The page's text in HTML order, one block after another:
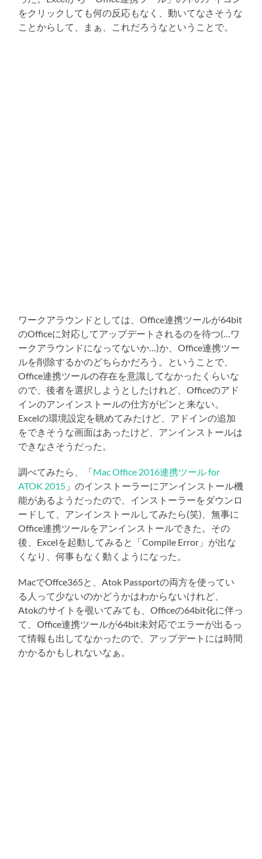
をクリックしても何の反応もなく、動いてなさそうな
ことからして、まぁ、これだろうなということで。
ワークアラウンドとしては、Office連携ツールが64bit
のOfficeに対応してアップデートされるのを待つ(…ワ
ークアラウンドになってないか…)か、Office連携ツー
ルを削除するかのどちらかだろう。ということで、
Office連携ツールの存在を意識してなかったくらいな
ので、後者を選択しようとしたけれど、Officeのアド
インのアンインストールの仕方がピンと来ない。
Excelの環境設定を眺めてみたけど、アドインの追加
をできそうな画面はあったけど、アンインストールは
できなさそうだった。
調べてみたら、「Mac Office 2016連携ツール for
ATOK 2015 」のインストーラーにアンインストール機
能があるようだったので、インストーラーをダウンロ
ードして、アンインストールしてみたら(笑)、無事に
Office連携ツールをアンインストールできた。その
後、Excelを起動してみると「Compile Error」が出な
くなり、何事もなく動くようになった。
MacでOffce365と、Atok Passportの両方を使ってい
る人って少ないのかどうかはわからないけれど、
Atokのサイトを覗いてみても、Officeの64bit化に伴っ
て、Office連携ツールが64bit未対応でエラーが出るっ
て情報も出してなかったので、アップデートには時間
かかるかもしれないなぁ。